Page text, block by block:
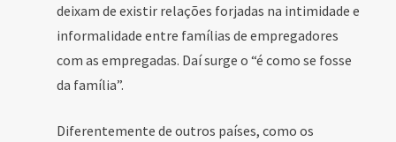
deixam de existir relações forjadas na intimidade e
informalidade entre famílias de empregadores
com as empregadas. Daí surge o “é como se fosse
da família”.
Diferentemente de outros países, como os